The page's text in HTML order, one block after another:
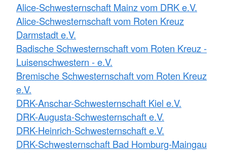
Alice-Schwesternschaft Mainz vom DRK e.V.
Alice-Schwesternschaft vom Roten Kreuz
Darmstadt e.V.
Badische Schwesternschaft vom Roten Kreuz -
Luisenschwestern - e.V.
Bremische Schwesternschaft vom Roten Kreuz
e.V.
DRK-Anschar-Schwesternschaft Kiel e.V.
DRK-Augusta-Schwesternschaft e.V.
DRK-Heinrich-Schwesternschaft e.V.
DRK-Schwesternschaft Bad Homburg-Maingau